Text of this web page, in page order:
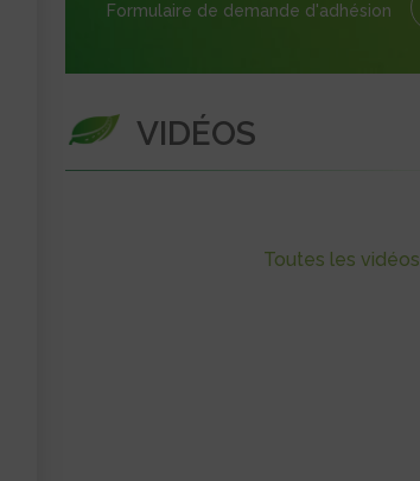
Formulaire de demande d'adhésion
VIDÉOS
Toutes les vidéos